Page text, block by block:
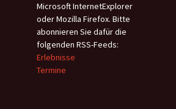
Microsoft InternetExplorer
oder Mozilla Firefox. Bitte
abonnieren Sie dafür die
folgenden RSS-Feeds:
Erlebnisse
Termine